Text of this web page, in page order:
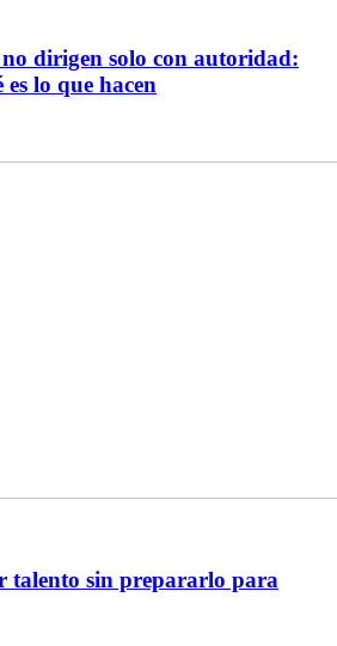
dirigen solo con autoridad:
lo que hacen
talento sin prepararlo para